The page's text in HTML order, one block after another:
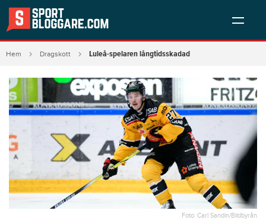
Hem Dragskott Luleå-spelaren långtidsskadad
Foto: Carl Sandin/Bildbyrån